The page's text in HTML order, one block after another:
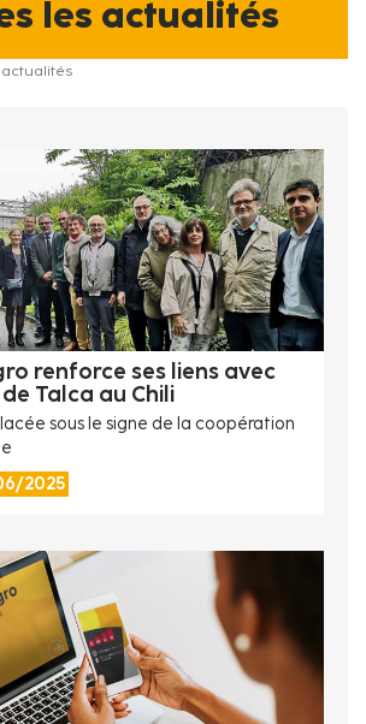
les actualités
actualités
renforce ses liens avec
de Talca au Chili
sous le signe de la coopération
2025